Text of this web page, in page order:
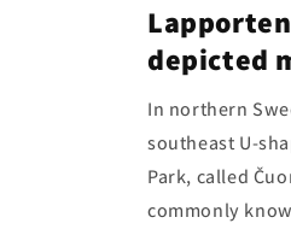
depicted
In northern
southeast U-
Park, called
commonly